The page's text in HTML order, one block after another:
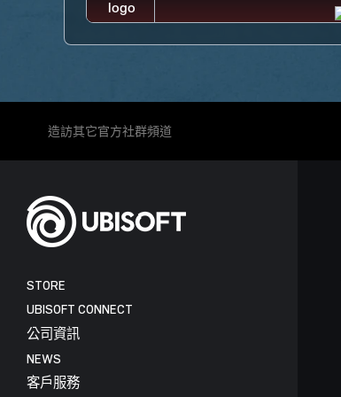
造訪其它官方社群頻道
STORE
UBISOFT CONNECT
公司資訊
NEWS
客戶服務